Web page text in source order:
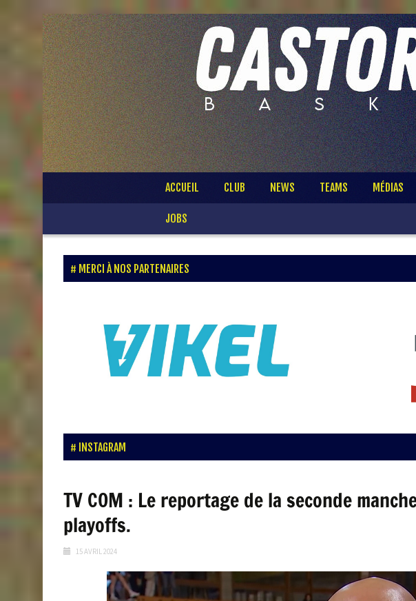
Passer
ACCUEIL CLUB NEWS TEAMS MÉDIAS
JOBS
MERCI À NOS PARTENAIRES
INSTAGRAM
TV COM : Le reportage de la seconde
playoffs.
15 AVRIL 2024